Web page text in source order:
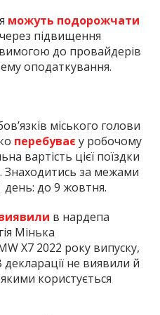
можуть подорожчати
через підвищення
до провайдерів
оподаткування.
міського голови
перебуває у робочому
вартість цієї поїздки
Знаходитись за межами
день: до 9 жовтня.
в нардепа
Мінька
X7 2022 року випуску,
декларації не виявили й
користується